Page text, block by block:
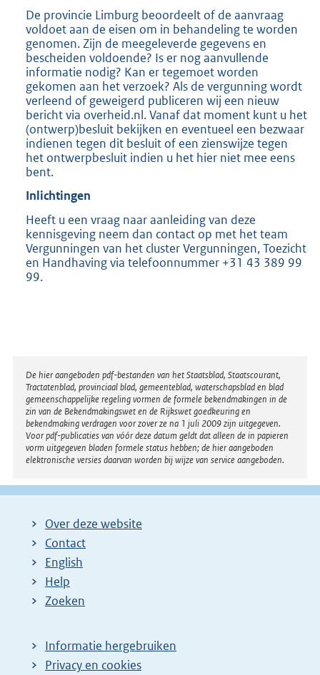
De provincie Limburg beoordeelt of de aanvraag
voldoet aan de eisen om in behandeling te worden
genomen. Zijn de meegeleverde gegevens en
bescheiden voldoende? Is er nog aanvullende
informatie nodig? Kan er tegemoet worden
gekomen aan het verzoek? Als de vergunning wordt
verleend of geweigerd publiceren wij een nieuw
bericht via overheid.nl. Vanaf dat moment kunt u het
(ontwerp)besluit bekijken en eventueel een bezwaar
indienen tegen dit besluit of een zienswijze tegen
het ontwerpbesluit indien u het hier niet mee eens
bent.
Inlichtingen
Heeft u een vraag naar aanleiding van deze
kennisgeving neem dan contact op met het team
Vergunningen van het cluster Vergunningen, Toezicht
en Handhaving via telefoonnummer +31 43 389 99
99.
Disclaimer
De hier aangeboden pdf-bestanden van het Staatsblad, Staatscourant,
Tractatenblad, provinciaal blad, gemeenteblad, waterschapsblad en blad
gemeenschappelijke regeling vormen de formele bekendmakingen in de
zin van de Bekendmakingswet en de Rijkswet goedkeuring en
bekendmaking verdragen voor zover ze na 1 juli 2009 zijn uitgegeven.
Voor pdf-publicaties van vóór deze datum geldt dat alleen de in papieren
vorm uitgegeven bladen formele status hebben; de hier aangeboden
elektronische versies daarvan worden bij wijze van service aangeboden.
Over deze website
Contact
English
Help
Zoeken
Informatie hergebruiken
Privacy en cookies